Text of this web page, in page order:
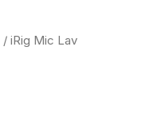
/ iRig Mic Lav